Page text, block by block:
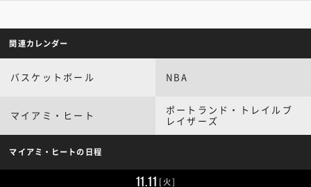
関連カレンダー
バスケットボール NBA
マイアミ・ヒート
ポートランド・トレイルブ
レイザーズ
マイアミ・ヒートの日程
11.11 [火]